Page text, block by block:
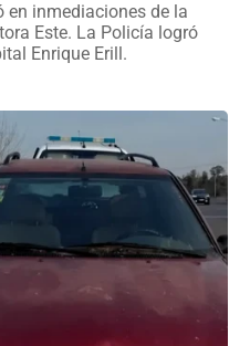
en inmediaciones de la
Este. La Policía logró
Enrique Erill.